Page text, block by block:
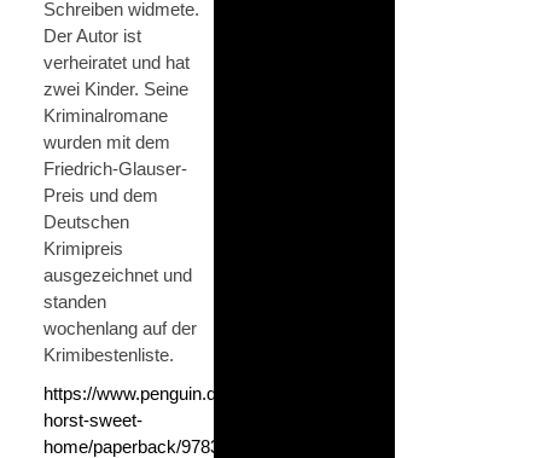
Schreiben widmete.
Der Autor ist
verheiratet und hat
zwei Kinder. Seine
Kriminalromane
wurden mit dem
Friedrich-Glauser-
Preis und dem
Deutschen
Krimipreis
ausgezeichnet und
standen
wochenlang auf der
Krimibestenliste.
https://www.penguin.de/buecher/norbert-
horst-sweet-
home/paperback/9783442495474